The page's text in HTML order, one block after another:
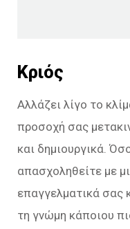
Κριός
Αλλάζει λίγο το
προσοχή σας
και δημιουργικά.
απασχοληθείτε με
επαγγελματικά σας
τη γνώμη κάποιου